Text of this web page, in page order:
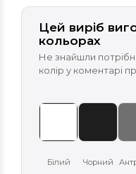
Цей виріб
кольорах
Не знайшли
колір у коментарі
Білий Чорний